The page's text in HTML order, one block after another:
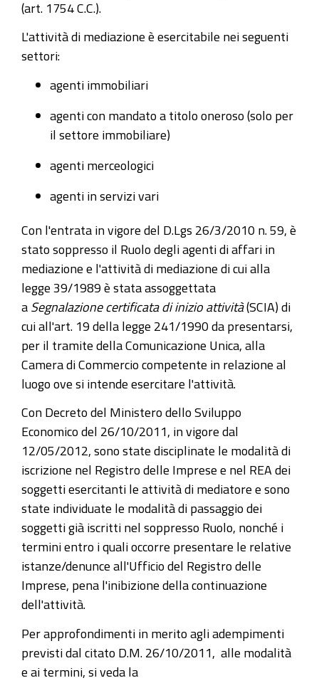
(art. 1754 C.C.).
L'attività di mediazione è esercitabile nei seguenti
settori:
agenti immobiliari
agenti con mandato a titolo oneroso (solo per
il settore immobiliare)
agenti merceologici
agenti in servizi vari
Con l'entrata in vigore del D.Lgs 26/3/2010 n. 59 , è
stato soppresso il Ruolo degli agenti di affari in
mediazione e l'attività di mediazione di cui alla
legge 39/1989 è stata assoggettata
a Segnalazione certificata di inizio attività (SCIA) di
cui all'art. 19 della legge 241/1990 da presentarsi,
per il tramite della Comunicazione Unica, alla
Camera di Commercio competente in relazione al
luogo ove si intende esercitare l'attività.
Con Decreto del Ministero dello Sviluppo
Economico del 26/10/2011
, in vigore dal
12/05/2012, sono state disciplinate le modalità di
iscrizione nel Registro delle Imprese e nel REA dei
soggetti esercitanti le attività di mediatore e sono
state individuate le modalità di passaggio dei
soggetti già iscritti nel soppresso Ruolo, nonché i
termini entro i quali occorre presentare le relative
istanze/denunce all'Ufficio del Registro delle
Imprese, pena l'inibizione della continuazione
dell'attività.
Per approfondimenti in merito agli adempimenti
previsti dal citato D.M. 26/10/2011, alle modalità
e ai termini, si veda la